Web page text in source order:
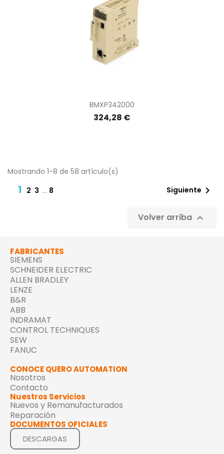
BMXP342000
324,28 €
Mostrando 1-8 de 58 artículo(s)
1 2 3 … 8 Siguiente 
Volver arriba 
FABRICANTES
SIEMENS
SCHNEIDER ELECTRIC
ALLEN BRADLEY
LENZE
B&R
ABB
INDRAMAT
CONTROL TECHNIQUES
SEW
FANUC
CONOCE QUERO AUTOMATION
Nosotros
Contacto
Nuestros Servicios
Nuevos y Remanufacturados
Reparación
DOCUMENTOS OFICIALES
DESCARGAS